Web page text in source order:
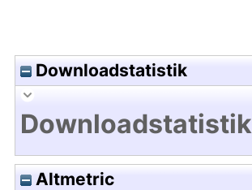
Downloadstatistik
Downloadstatistik
Altmetric